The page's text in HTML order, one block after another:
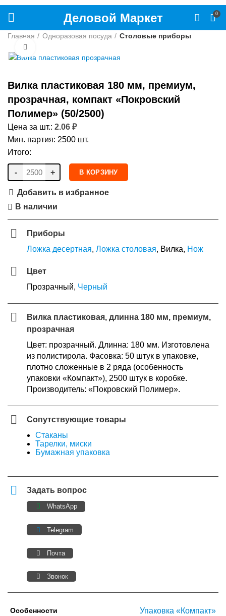
Деловой Маркет 0
Главная Одноразовая посуда Столовые приборы
Вилка пластиковая 180 мм, премиум,
прозрачная, компакт «Покровский
Полимер» (50/2500)
Цена за шт.: 2.06 ₽
Мин. партия: 2500 шт.
Итого:
- + В КОРЗИНУ
Добавить в избранное
В наличии
Приборы
Ложка десертная, Ложка столовая, Вилка, Нож
Цвет
Прозрачный, Черный
Вилка пластиковая, длинна 180 мм, премиум,
прозрачная
Цвет: прозрачный. Длинна: 180 мм. Изготовлена
из полистирола. Фасовка: 50 штук в упаковке,
плотно сложенные в 2 ряда (особенность
упаковки «Компакт»), 2500 штук в коробке.
Производитель: «Покровский Полимер».
Сопутствующие товары
Стаканы
Тарелки, миски
Бумажная упаковка
Задать вопрос
WhatsApp
Telegram
Почта
Звонок
Особенности Упаковка «Компакт»